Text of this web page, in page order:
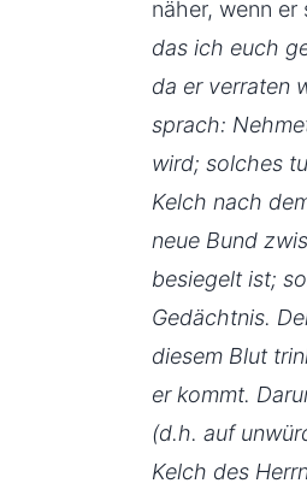
näher, wenn er
das ich euch
da er verraten
sprach:
wird; solches
Kelch nach
neue Bund
besiegelt ist;
Gedächtnis.
diesem Blut
er kommt.
(d.h. auf
Kelch des